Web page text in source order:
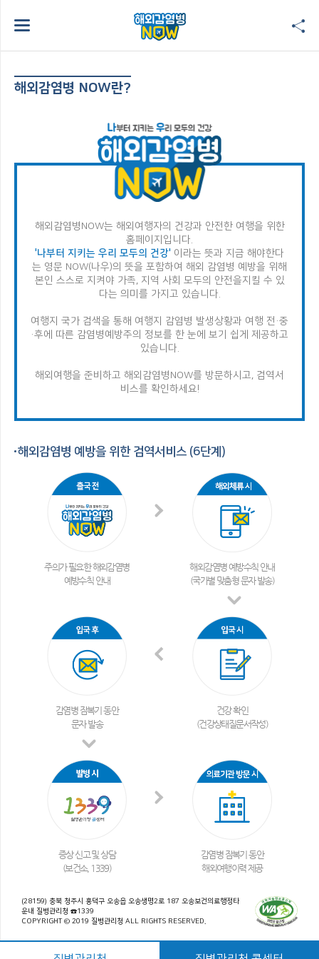
해외감염병 NOW란?
해외감염병NOW는 해외여행자의 건강과 안전한 여행을 위한
홈페이지입니다.
'나부터 지키는 우리 모두의 건강' 이라는 뜻과 지금 해야한다
는 영문 NOW(나우)의 뜻을 포함하여 해외 감염병 예방을 위해
본인 스스로 지켜야 가족, 지역 사회 모두의 안전을지킬 수 있
다는 의미를 가지고 있습니다.
여행지 국가 검색을 통해 여행지 감염병 발생상황과 여행 전·중
·후에 따른 감염병예방주의 정보를 한 눈에 보기 쉽게 제공하고
있습니다.
해외여행을 준비하고 해외감염병NOW를 방문하시고, 검역서
비스를 확인하세요!
해외감염병 예방을 위한 검역서비스 (6단계)
주의가 필요한 해외감염병
예방수칙 안내
해외감염병 예방수칙 안내
(국가별 맞춤형 문자 발송)
건강 확인
(건강상태질문서작성)
감염병 잠복기 동안
문자 발송
증상 신고 및 상담
(보건소, 1339)
감염병 잠복기 동안
해외여행이력 제공
(28159) 충북 청주시 흥덕구 오송읍 오송생명2로 187 오송보건의료행정타
운내 질병관리청 ☎1339
COPYRIGHT © 2019 질병관리청 ALL RIGHTS RESERVED.